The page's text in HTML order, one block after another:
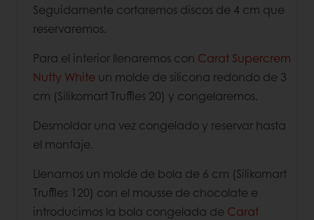
Seguidamente cortaremos discos de 4 cm que
reservaremos.
Para el interior llenaremos con Carat Supercrem
Nutty White un molde de silicona redondo de 3
cm (Silikomart Truffles 20) y congelaremos.
Desmoldar una vez congelado y reservar hasta
el montaje.
Llenamos un molde de bola de 6 cm (Silikomart
Truffles 120) con el mousse de chocolate e
introducimos la bola congelada de Carat